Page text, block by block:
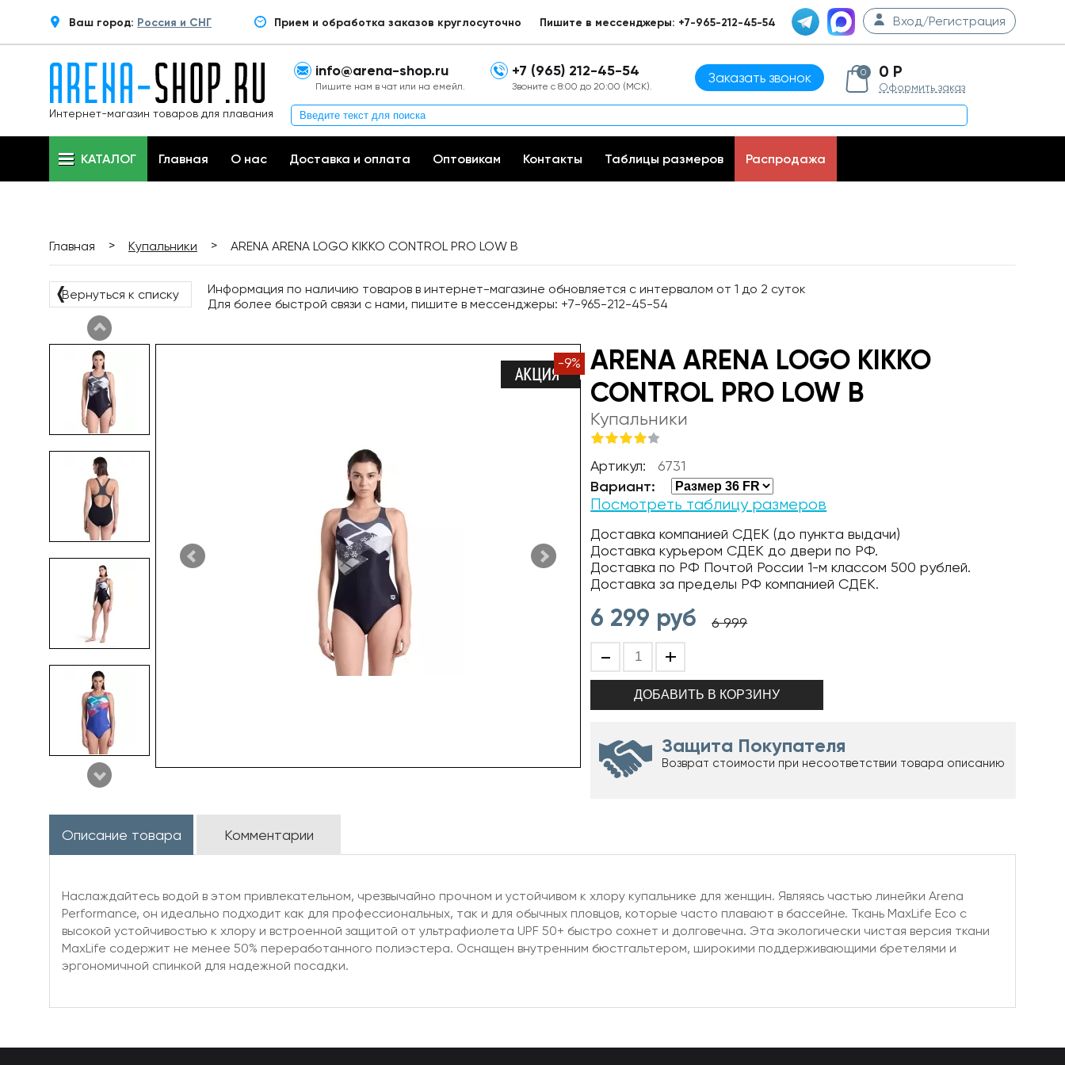
Ваш город: Россия и СНГ Прием и обработка заказов круглосуточно Пишите в мессенджеры: +7-965-212-45-54 Вход/Регистрация
Интернет-магазин товаров для плавания
info@arena-shop.ru
Пишите нам в чат или на емейл.
+7 (965) 212-45-54
Звоните с 8:00 до 20:00 (МСК).
Заказать звонок 0 0 Р
Оформить заказ
КАТАЛОГ Главная О нас Доставка и оплата Оптовикам Контакты Таблицы размеров Распродажа
Главная > Купальники > ARENA ARENA LOGO KIKKO CONTROL PRO LOW B
❬Вернуться к списку
Информация по наличию товаров в интернет-магазине обновляется с интервалом от 1 до 2 суток
Для более быстрой связи с нами, пишите в мессенджеры: +7-965-212-45-54
-9%
ARENA ARENA LOGO KIKKO
CONTROL PRO LOW B
Купальники
Артикул: 6731
Вариант:
Посмотреть таблицу размеров
Доставка компанией СДЕК (до пункта выдачи)
Доставка курьером СДЕК до двери по РФ.
Доставка по РФ Почтой России 1-м классом 500 рублей.
Доставка за пределы РФ компанией СДЕК.
6 299 руб 6 999
- +
Защита Покупателя
Возврат стоимости при несоответствии товара описанию
Описание товара Комментарии
Наслаждайтесь водой в этом привлекательном, чрезвычайно прочном и устойчивом к хлору купальнике для женщин. Являясь частью линейки Arena
Performance, он идеально подходит как для профессиональных, так и для обычных пловцов, которые часто плавают в бассейне. Ткань MaxLife Eco с
высокой устойчивостью к хлору и встроенной защитой от ультрафиолета UPF 50+ быстро сохнет и долговечна. Эта экологически чистая версия ткани
MaxLife содержит не менее 50% переработанного полиэстера. Оснащен внутренним бюстгальтером, широкими поддерживающими бретелями и
эргономичной спинкой для надежной посадки.